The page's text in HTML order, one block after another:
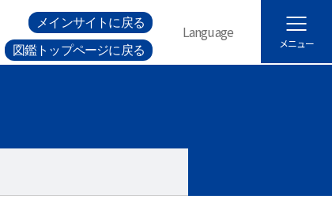
メインサイトに戻る
図鑑トップページに戻る
Language
メニュー